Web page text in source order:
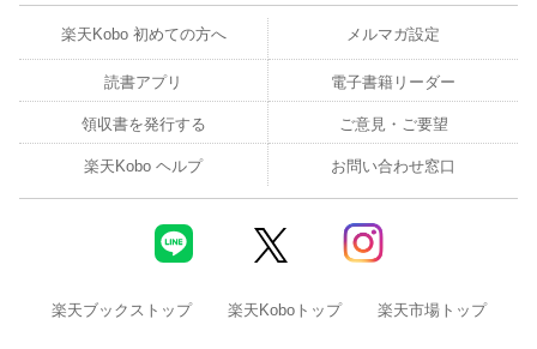
楽天Kobo 初めての方へ メルマガ設定
読書アプリ 電子書籍リーダー
領収書を発行する ご意見・ご要望
楽天Kobo ヘルプ お問い合わせ窓口
楽天ブックストップ 楽天Koboトップ 楽天市場トップ